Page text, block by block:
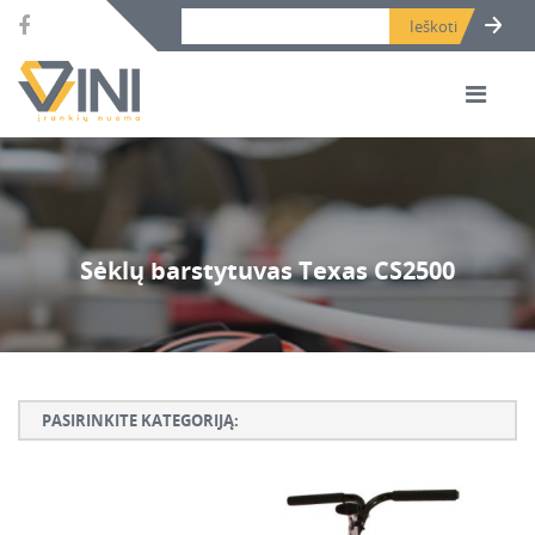
Search bar place.
Sėklų barstytuvas Texas CS2500
PASIRINKITE KATEGORIJĄ:
Betono ardymo ir gręžimo įrankiai